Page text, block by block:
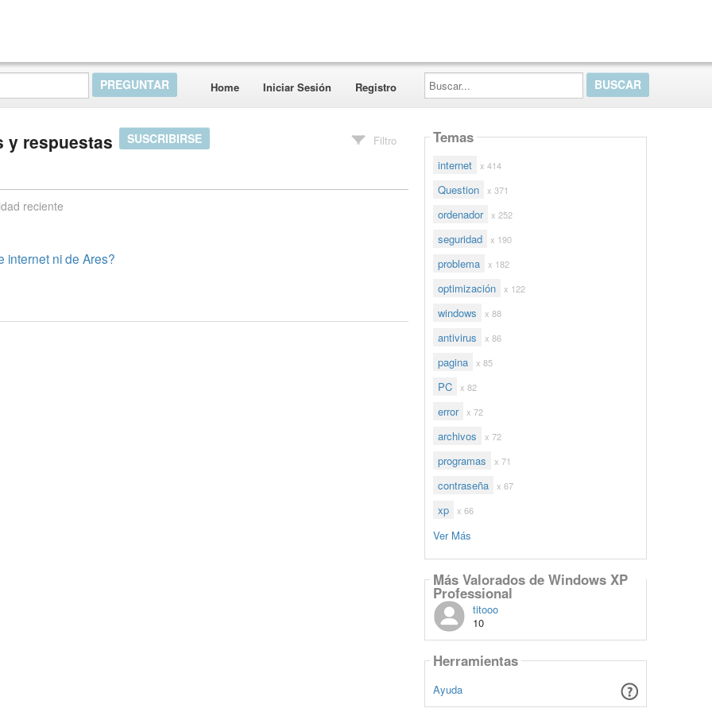
Home Iniciar Sesión Registro
Buscar...
y respuestas SUSCRIBIRSE Filtro
reciente
internet ni de Ares?
Temas
internet x 414
Question x 371
ordenador x 252
seguridad x 190
problema x 182
optimización x 122
windows x 88
antivirus x 86
pagina x 85
PC x 82
error x 72
archivos x 72
programas x 71
contraseña x 67
xp x 66
Ver Más
Más Valorados de Windows XP
Professional
titooo
10
Herramientas
Ayuda